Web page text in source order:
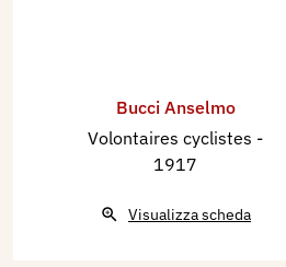
Bucci Anselmo
Volontaires cyclistes -
1917
Visualizza scheda